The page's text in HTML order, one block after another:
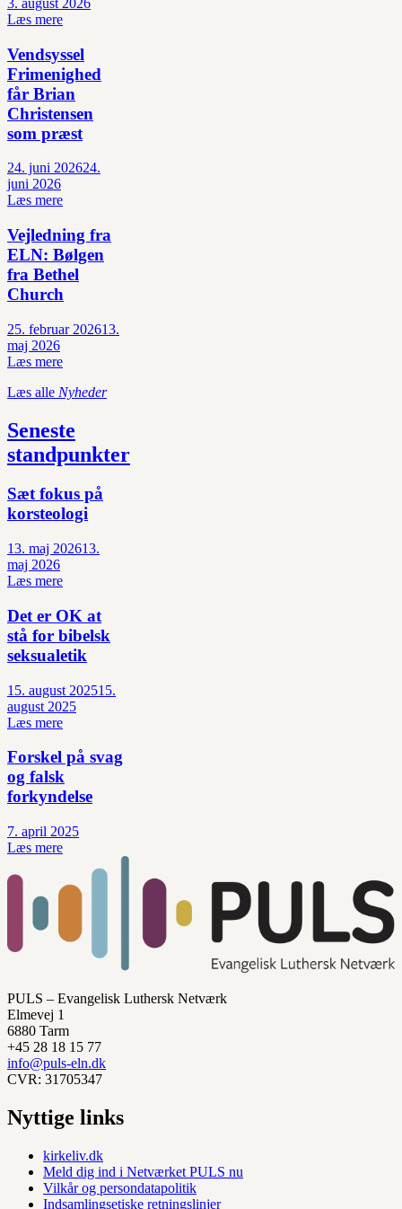
Læs mere
Vendsyssel
Frimenighed
får Brian
Christensen
som præst
24. juni 202624.
juni 2026
Læs mere
Vejledning fra
ELN: Bølgen
fra Bethel
Church
25. februar 202613.
maj 2026
Læs mere
Læs alle Nyheder
Seneste
standpunkter
Sæt fokus på
korsteologi
13. maj 202613.
maj 2026
Læs mere
Det er OK at
stå for bibelsk
seksualetik
15. august 202515.
august 2025
Læs mere
Forskel på svag
og falsk
forkyndelse
7. april 2025
Læs mere
PULS – Evangelisk Luthersk Netværk
Elmevej 1
6880 Tarm
+45 28 18 15 77
info@puls-eln.dk
CVR: 31705347
Nyttige links
kirkeliv.dk
Meld dig ind i Netværket PULS nu
Vilkår og persondatapolitik
Indsamlingsetiske retningslinjer